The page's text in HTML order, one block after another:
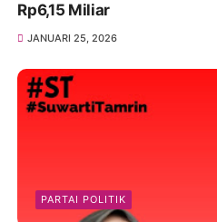
Rp6,15 Miliar
JANUARI 25, 2026
PARTAI POLITIK